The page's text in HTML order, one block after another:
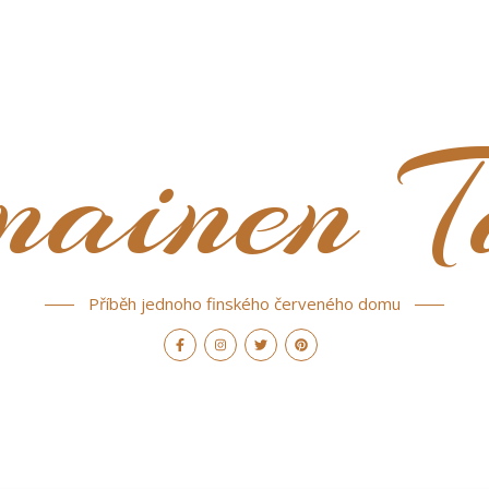
Příběh jednoho finského červeného domu